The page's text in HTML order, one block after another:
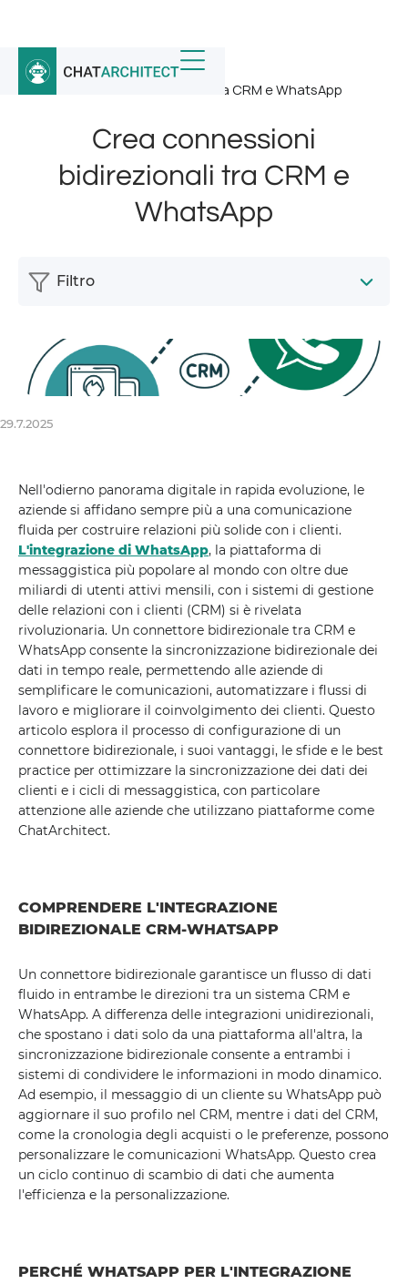
Home / Notizia /
Crea connessioni bidirezionali tra CRM e WhatsApp
Crea connessioni
bidirezionali tra CRM e
WhatsApp
29.7.2025
Nell'odierno panorama digitale in rapida evoluzione, le
aziende si affidano sempre più a una comunicazione
fluida per costruire relazioni più solide con i clienti.
L'integrazione di WhatsApp, la piattaforma di
messaggistica più popolare al mondo con oltre due
miliardi di utenti attivi mensili, con i sistemi di gestione
delle relazioni con i clienti (CRM) si è rivelata
rivoluzionaria. Un connettore bidirezionale tra CRM e
WhatsApp consente la sincronizzazione bidirezionale dei
dati in tempo reale, permettendo alle aziende di
semplificare le comunicazioni, automatizzare i flussi di
lavoro e migliorare il coinvolgimento dei clienti. Questo
articolo esplora il processo di configurazione di un
connettore bidirezionale, i suoi vantaggi, le sfide e le best
practice per ottimizzare la sincronizzazione dei dati dei
clienti e i cicli di messaggistica, con particolare
attenzione alle aziende che utilizzano piattaforme come
ChatArchitect.
COMPRENDERE L'INTEGRAZIONE
BIDIREZIONALE CRM-WHATSAPP
Un connettore bidirezionale garantisce un flusso di dati
fluido in entrambe le direzioni tra un sistema CRM e
WhatsApp. A differenza delle integrazioni unidirezionali,
che spostano i dati solo da una piattaforma all'altra, la
sincronizzazione bidirezionale consente a entrambi i
sistemi di condividere le informazioni in modo dinamico.
Ad esempio, il messaggio di un cliente su WhatsApp può
aggiornare il suo profilo nel CRM, mentre i dati del CRM,
come la cronologia degli acquisti o le preferenze, possono
personalizzare le comunicazioni WhatsApp. Questo crea
un ciclo continuo di scambio di dati che aumenta
l'efficienza e la personalizzazione.
PERCHÉ WHATSAPP PER L'INTEGRAZIONE
Filtro